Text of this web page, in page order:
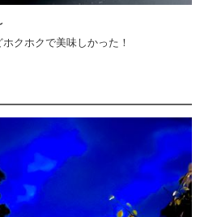
クホクで美味しかった！